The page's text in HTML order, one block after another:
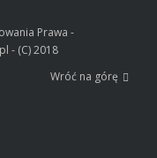
Prawa -
- (C) 2018
Wróć na górę